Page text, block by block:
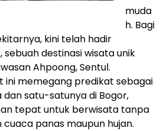
muda
h. Bagi
kini telah hadir
sebuah destinasi wisata unik
Ahpoong, Sentul.
ini memegang predikat sebagai
satu-satunya di Bogor,
tepat untuk berwisata tanpa
panas maupun hujan.